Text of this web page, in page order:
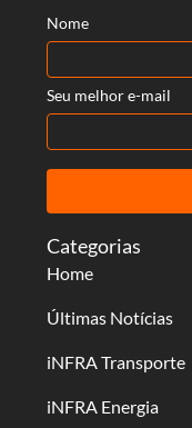
Categorias
Home
Últimas Notícias
iNFRA Transporte
iNFRA Energia
Nome
Seu melhor e-mail